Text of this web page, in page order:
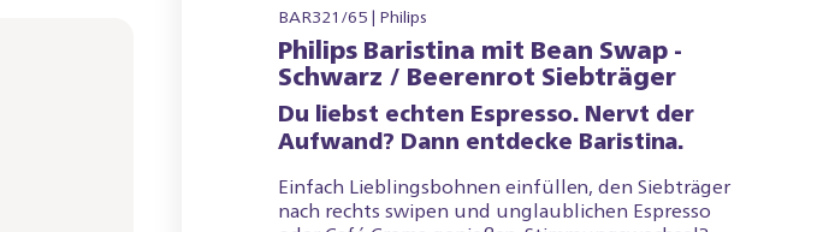
BAR321/65 | Philips
Philips Baristina mit Bean Swap -
Schwarz / Beerenrot Siebträger
Du liebst echten Espresso. Nervt der
Aufwand? Dann entdecke Baristina.
Einfach Lieblingsbohnen einfüllen, den Siebträger
nach rechts swipen und unglaublichen Espresso